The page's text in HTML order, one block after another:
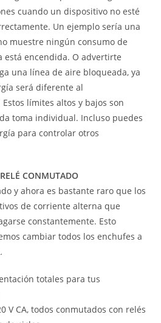
cuando un dispositivo no esté
Un ejemplo sería una
muestre ningún consumo de
está encendida. O advertirte
una línea de aire bloqueada, ya
será diferente al
límites altos y bajos son
toma individual. Incluso puedes
para controlar otros
CONMUTADO
y ahora es bastante raro que los
de corriente alterna que
constantemente. Esto
cambiar todos los enchufes a
totales para tus
V CA, todos conmutados con relés